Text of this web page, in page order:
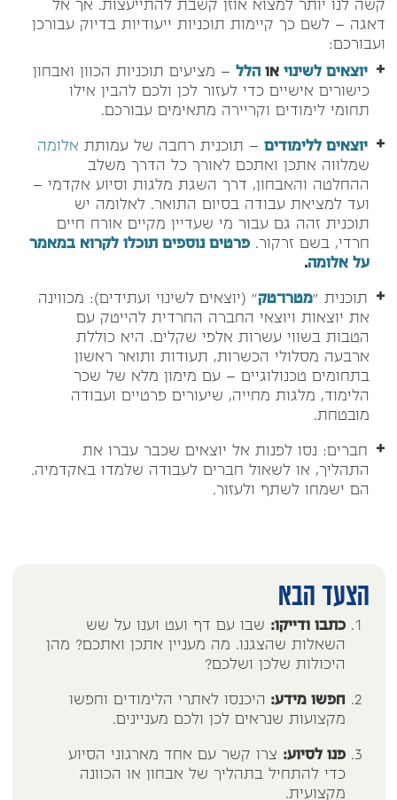
קשה לנו יותר למצוא אוזן קשבת להתייעצות. אך אל
דאגה – לשם כך קיימות תוכניות ייעודיות בדיוק עבורכן
ועבורכם:
יוצאים לשינוי אוהלל – מציעים תוכניות הכוון ואבחון
כישורים אישיים כדי לעזור לכן ולכם להבין אילו
תחומי לימודים וקריירה מתאימים עבורכם.
יוצאים ללימודים – תוכנית רחבה של עמותת אלומה
שמלווה אתכן ואתכם לאורך כל הדרך משלב
ההחלטה והאבחון, דרך השגת מלגות וסיוע אקדמי –
ועד למציאת עבודה בסיום התואר. לאלומה יש
תוכנית זהה גם עבור מי שעדיין מקיים אורח חיים
חרדי, בשם זרקור.פרטים נוספים תוכלו לקרוא במאמר
על אלומה.
תוכנית "מטרו־טק" (יוצאים לשינוי ועתידים): מכווינה
את יוצאות ויוצאי החברה החרדית להייטק עם
הטבות בשווי עשרות אלפי שקלים. היא כוללת
ארבעה מסלולי הכשרות, תעודות ותואר ראשון
בתחומים טכנולוגיים – עם מימון מלא של שכר
הלימוד, מלגות מחייה, שיעורים פרטיים ועבודה
מובטחת.
חברים: נסו לפנות אל יוצאים שכבר עברו את
התהליך, או לשאול חברים לעבודה שלמדו באקדמיה.
הם ישמחו לשתף ולעזור.
הצעד הבא
כתבו ודייקו: שבו עם דף ועט וענו על שש
השאלות שהצגנו. מה מעניין אתכן ואתכם? מהן
היכולות שלכן ושלכם?
חפשו מידע: היכנסו לאתרי הלימודים וחפשו
מקצועות שנראים לכן ולכם מעניינים.
פנו לסיוע: צרו קשר עם אחד מארגוני הסיוע
כדי להתחיל בתהליך של אבחון או הכוונה
מקצועית.